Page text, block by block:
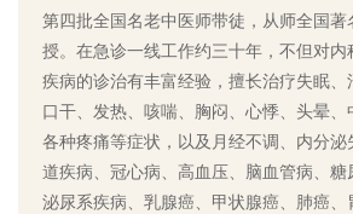
第四批全国名老中医师带徒，从师全国著
授。在急诊一线工作约三十年，不但对
疾病的诊治有丰富经验，擅长治疗失眠、
口干、发热、咳喘、胸闷、心悸、头晕、
各种疼痛等症状，以及月经不调、内分泌
道疾病、冠心病、高血压、脑血管病、糖
泌尿系疾病、乳腺癌、甲状腺癌、肺癌